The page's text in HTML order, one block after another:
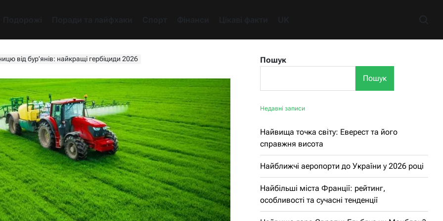
від бур’янів: найкращі гербіциди 2026
Пошук
Пошук
Недавні записи
Найвища точка світу: Еверест та його
справжня висота
Найближчі аеропорти до України у 2026 році
Найбільші міста Франції: рейтинг,
особливості та сучасні тенденції